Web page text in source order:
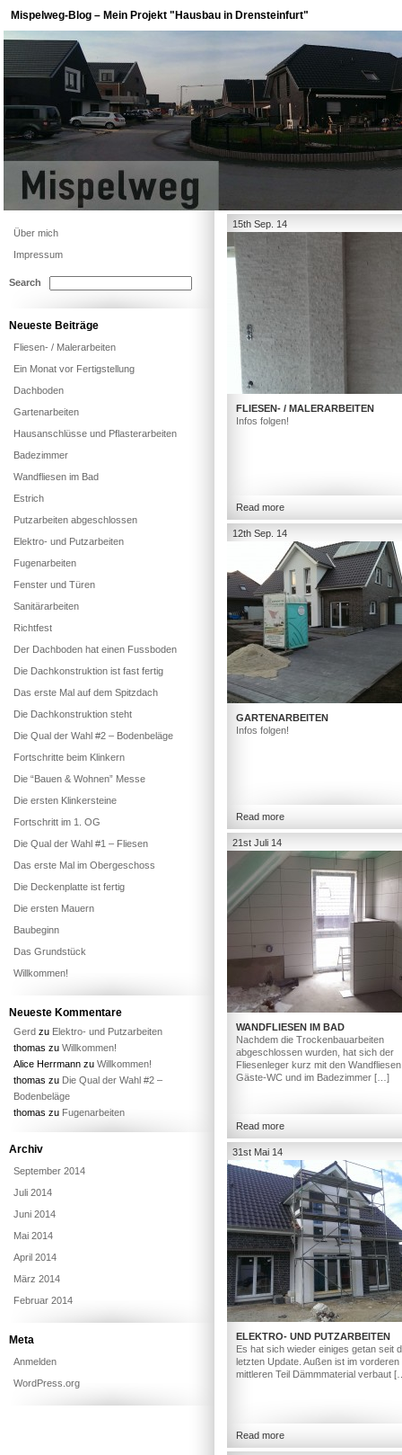
Mispelweg-Blog – Mein Projekt "Hausbau in Drensteinfurt"
15th Sep. 14
FLIESEN- / MALERARBEITEN
Infos folgen!
Read more
12th Sep. 14
GARTENARBEITEN
Infos folgen!
Read more
21st Juli 14
WANDFLIESEN IM BAD
Nachdem die Trockenbauarbeiten
abgeschlossen wurden, hat sich der
Fliesenleger kurz mit den
Gäste-WC und im Badezimmer […]
Read more
31st Mai 14
ELEKTRO- UND PUTZARBEITEN
Es hat sich wieder einiges getan seit
letzten Update. Außen ist im vorderen
mittleren Teil Dämmmaterial verbaut
Read more
Über mich
Impressum
Search
Neueste Beiträge
Fliesen- / Malerarbeiten
Ein Monat vor Fertigstellung
Dachboden
Gartenarbeiten
Hausanschlüsse und Pflasterarbeiten
Badezimmer
Wandfliesen im Bad
Estrich
Putzarbeiten abgeschlossen
Elektro- und Putzarbeiten
Fugenarbeiten
Fenster und Türen
Sanitärarbeiten
Richtfest
Der Dachboden hat einen Fussboden
Die Dachkonstruktion ist fast fertig
Das erste Mal auf dem Spitzdach
Die Dachkonstruktion steht
Die Qual der Wahl #2 – Bodenbeläge
Fortschritte beim Klinkern
Die “Bauen & Wohnen” Messe
Die ersten Klinkersteine
Fortschritt im 1. OG
Die Qual der Wahl #1 – Fliesen
Das erste Mal im Obergeschoss
Die Deckenplatte ist fertig
Die ersten Mauern
Baubeginn
Das Grundstück
Willkommen!
Neueste Kommentare
Gerd zu Elektro- und Putzarbeiten
thomas zu Willkommen!
Alice Herrmann zu Willkommen!
thomas zu Die Qual der Wahl #2 –
Bodenbeläge
thomas zu Fugenarbeiten
Archiv
September 2014
Juli 2014
Juni 2014
Mai 2014
April 2014
März 2014
Februar 2014
Meta
Anmelden
WordPress.org